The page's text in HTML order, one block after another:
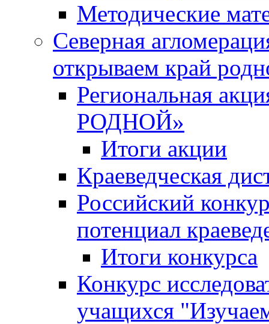
Методические
Северная
открываем край
Региональная
РОДНОЙ»
Итоги акции
Краеведческая
Российский
потенциал
Итоги конкурса
Конкурс
учащихся